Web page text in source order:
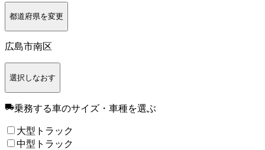
都道府県を変更
広島市南区
選択しなおす
乗務する車のサイズ・車種を選ぶ
大型トラック
中型トラック